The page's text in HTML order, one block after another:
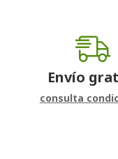
Envío
consulta